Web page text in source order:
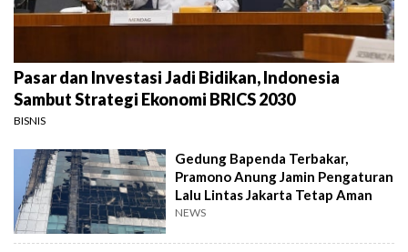
Pasar dan Investasi Jadi Bidikan, Indonesia
Sambut Strategi Ekonomi BRICS 2030
BISNIS
Gedung Bapenda Terbakar,
Pramono Anung Jamin Pengaturan
Lalu Lintas Jakarta Tetap Aman
NEWS